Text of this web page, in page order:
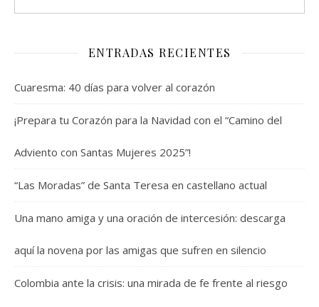
ENTRADAS RECIENTES
Cuaresma: 40 días para volver al corazón
¡Prepara tu Corazón para la Navidad con el “Camino del
Adviento con Santas Mujeres 2025”!
“Las Moradas” de Santa Teresa en castellano actual
Una mano amiga y una oración de intercesión: descarga
aquí la novena por las amigas que sufren en silencio
Colombia ante la crisis: una mirada de fe frente al riesgo